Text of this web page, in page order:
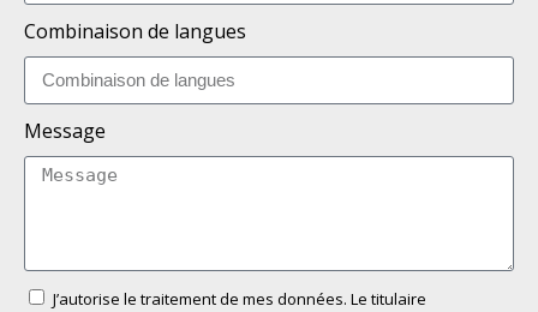
Combinaison de langues
Message
J’autorise le traitement de mes données. Le titulaire